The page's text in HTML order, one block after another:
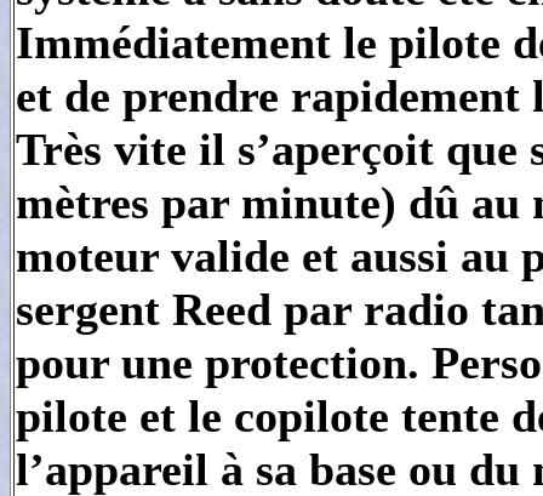
Immédiatement le pilote
et de prendre
Très vite il s’aperçoit que
mètres par minute) dû au
moteur valide et aussi au
sergent Reed par radio
pour une protection.
pilote et le copilote tente
l’appareil à sa base ou du